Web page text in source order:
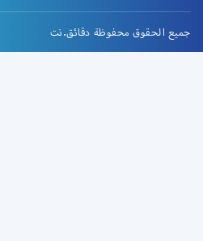
جميع الحقوق محفوظة دقائق.نت